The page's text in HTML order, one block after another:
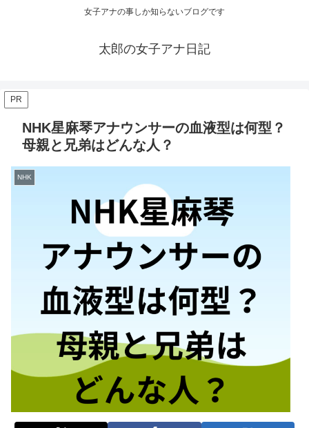
女子アナの事しか知らないブログです
太郎の女子アナ日記
PR
NHK星麻琴アナウンサーの血液型は何型？
母親と兄弟はどんな人？
NHK